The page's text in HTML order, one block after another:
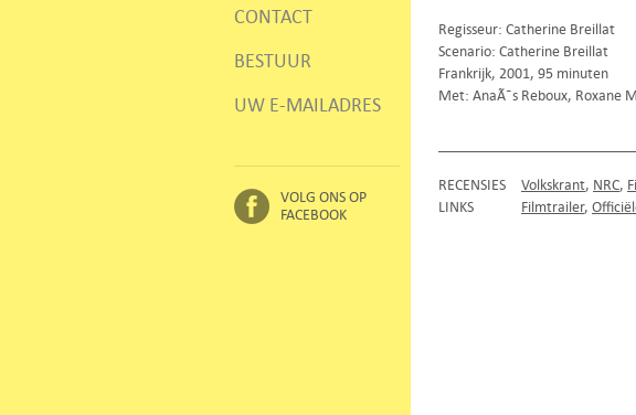
CONTACT
BESTUUR
UW E-MAILADRES
VOLG ONS OP
FACEBOOK
Regisseur: Catherine Breillat
Scenario: Catherine Breillat
Frankrijk, 2001, 95 minuten
Met: AnaÃ¯s Reboux, Roxane
RECENSIES Volkskrant NRC
LINKS
Filmtrailer